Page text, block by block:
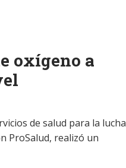
oxígeno a
de salud para la lucha
ProSalud, realizó un